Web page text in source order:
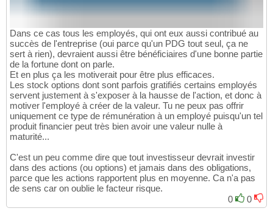
Dans ce cas tous les employés, qui ont eux aussi contribué au
succès de l'entreprise (oui parce qu'un PDG tout seul, ça ne
sert à rien), devraient aussi être bénéficiaires d'une bonne partie
de la fortune dont on parle.
Et en plus ça les motiverait pour être plus efficaces.
Les stock options dont sont parfois gratifiés certains employés
servent justement à s'exposer à la hausse de l'action, et donc à
motiver l'employé à créer de la valeur. Tu ne peux pas offrir
uniquement ce type de rémunération à un employé puisqu'un tel
produit financier peut très bien avoir une valeur nulle à
maturité...
C'est un peu comme dire que tout investisseur devrait investir
dans des actions (ou options) et jamais dans des obligations,
parce que les actions rapportent plus en moyenne. Ca n'a pas
de sens car on oublie le facteur risque.
0
0